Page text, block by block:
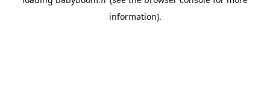
information).